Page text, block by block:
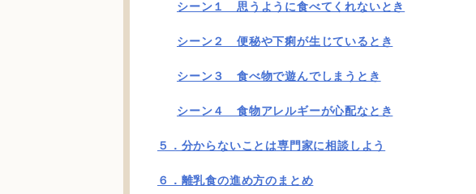
シーン１ 思うように食べてくれないとき
シーン２ 便秘や下痢が生じているとき
シーン３ 食べ物で遊んでしまうとき
シーン４ 食物アレルギーが心配なとき
５．分からないことは専門家に相談しよう
６．離乳食の進め方のまとめ